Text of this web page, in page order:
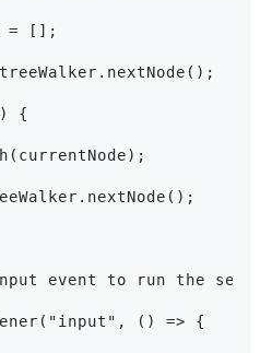
= [];
{
event to run the
() => {